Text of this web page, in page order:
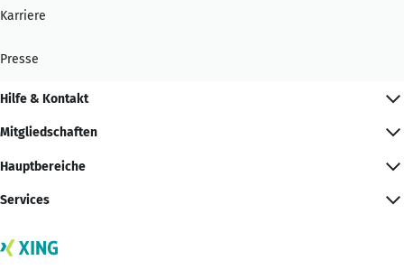
Karriere
Presse
Hilfe & Kontakt
Mitgliedschaften
Hauptbereiche
Services